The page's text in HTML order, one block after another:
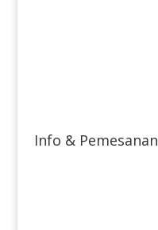
Info & Pemesanan